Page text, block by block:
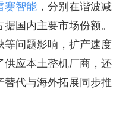
赛智能，分别在谐波减
国内主要市场份额。
问题影响，扩产速度
供应本土整机厂商，还
代与海外拓展同步推